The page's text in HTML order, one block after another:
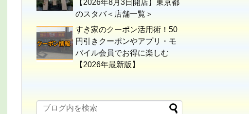
【2026年8月3日開店】東京都
のスタバ＜店舗一覧＞
すき家のクーポン活用術！50
円引きクーポンやアプリ・モ
バイル会員でお得に楽しむ
【2026年最新版】